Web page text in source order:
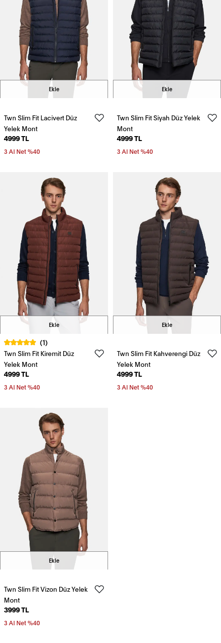
Ekle
Twn Slim Fit Lacivert Düz
Yelek Mont
4999 TL
3 Al Net %40
Ekle
Twn Slim Fit Siyah Düz Yelek
Mont
4999 TL
3 Al Net %40
Ekle
(1)
Twn Slim Fit Kiremit Düz
Yelek Mont
4999 TL
3 Al Net %40
Ekle
Twn Slim Fit Kahverengi Düz
Yelek Mont
4999 TL
3 Al Net %40
Ekle
Twn Slim Fit Vizon Düz Yelek
Mont
3999 TL
3 Al Net %40